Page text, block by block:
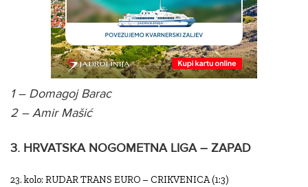
1 – Domagoj Barac
2 – Amir Mašić
3. HRVATSKA NOGOMETNA LIGA – ZAPAD
23. kolo: RUDAR TRANS EURO – CRIKVENICA (1:3)